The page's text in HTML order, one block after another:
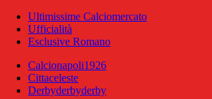
Ultimissime Calciomercato
Ufficialità
Esclusive Romano
Calcionapoli1926
Cittaceleste
Derbyderbyderby